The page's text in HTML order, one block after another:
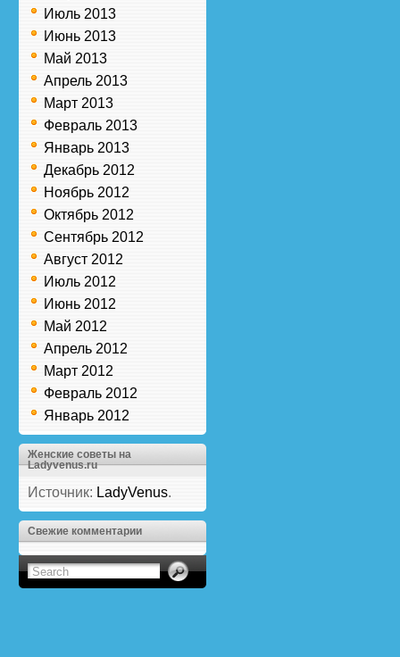
Июль 2013
Июнь 2013
Май 2013
Апрель 2013
Март 2013
Февраль 2013
Январь 2013
Декабрь 2012
Ноябрь 2012
Октябрь 2012
Сентябрь 2012
Август 2012
Июль 2012
Июнь 2012
Май 2012
Апрель 2012
Март 2012
Февраль 2012
Январь 2012
Женские советы на
Ladyvenus.ru
Источник: LadyVenus.
Свежие комментарии